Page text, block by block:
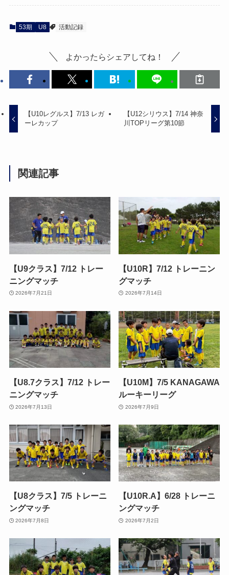
53期 U8 活動記録
よかったらシェアしてね！
【U10レグルス】7/13 レガ
ーレカップ
【U12シリウス】7/14 神奈
川TOPリーグ第10節
関連記事
【U9クラス】7/12 トレー
ニングマッチ
2026年7月21日
【U10R】7/12 トレーニン
グマッチ
2026年7月14日
【U8.7クラス】7/12 トレー
ニングマッチ
2026年7月13日
【U10M】7/5 KANAGAWA
ルーキーリーグ
2026年7月9日
【U8クラス】7/5 トレーニ
ングマッチ
2026年7月8日
【U10R.A】6/28 トレーニ
ングマッチ
2026年7月2日